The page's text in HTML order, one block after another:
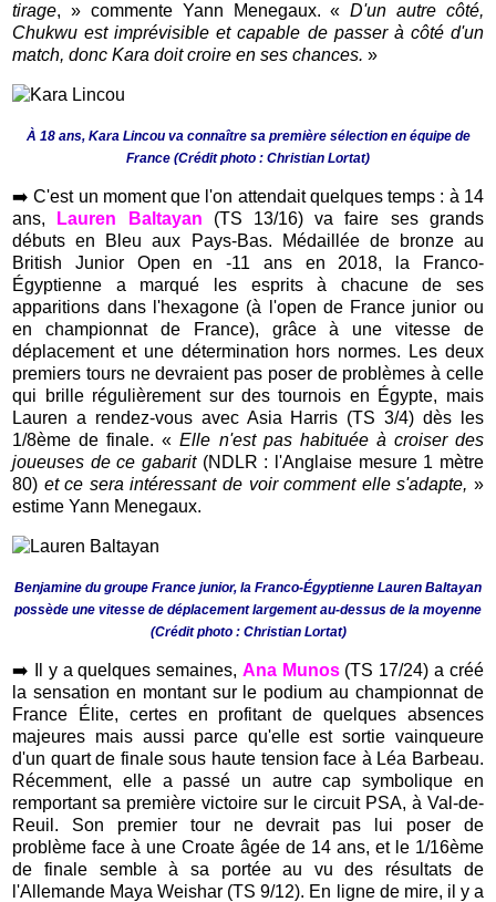
tirage, » commente Yann Menegaux. « D'un autre côté,
Chukwu est imprévisible et capable de passer à côté d'un
match, donc Kara doit croire en ses chances.»
À 18 ans, Kara Lincou va connaître sa première sélection en équipe de
France (Crédit photo : Christian Lortat)
➡️C'est un moment que l'on attendait quelques temps : à 14
ans,
Lauren Baltayan (TS 13/16) va faire ses grands
débuts en Bleu aux Pays-Bas. Médaillée de bronze au
British Junior Open en -11 ans en 2018, la Franco-
Égyptienne a marqué les esprits à chacune de ses
apparitions dans l'hexagone (à l'open de France junior ou
en championnat de France), grâce à une vitesse de
déplacement et une détermination hors normes. Les deux
premiers tours ne devraient pas poser de problèmes à celle
qui brille régulièrement sur des tournois en Égypte, mais
Lauren a rendez-vous avec Asia Harris (TS 3/4) dès les
1/8ème de finale. «Elle n'est pas habituée à croiser des
joueuses de ce gabarit(NDLR : l'Anglaise mesure 1 mètre
80) et ce sera intéressant de voir comment elle s'adapte, »
estime Yann Menegaux.
Benjamine du groupe France junior, la Franco-Égyptienne Lauren Baltayan
possède une vitesse de déplacement largement au-dessus de la moyenne
(Crédit photo : Christian Lortat)
➡️ Il y a quelques semaines, Ana Munos(TS 17/24) a créé
la sensation en montant sur le podium au championnat de
France Élite, certes en profitant de quelques absences
majeures mais aussi parce qu'elle est sortie vainqueure
d'un quart de finale sous haute tension face à Léa Barbeau.
Récemment, elle a passé un autre cap symbolique en
remportant sa première victoire sur le circuit PSA, à Val-de-
Reuil. Son premier tour ne devrait pas lui poser de
problème face à une Croate âgée de 14 ans, et le 1/16ème
de finale semble à sa portée au vu des résultats de
l'Allemande Maya Weishar (TS 9/12). En ligne de mire, il y a